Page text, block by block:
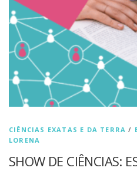
CIÊNCIAS EXATAS E DA TERRA /
LORENA
SHOW DE CIÊNCIAS: